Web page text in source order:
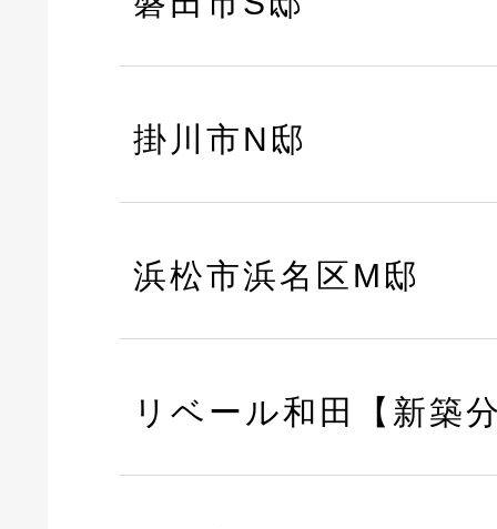
掛川市N邸
浜松市浜名区M邸
リベール和田【新築